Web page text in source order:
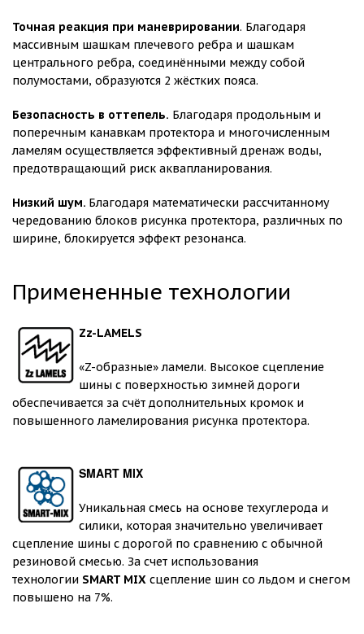
Точная реакция при маневрировании. Благодаря
массивным шашкам плечевого ребра и шашкам
центрального ребра, соединёнными между собой
полумостами, образуются 2 жёстких пояса.
Безопасность в оттепель. Благодаря продольным и
поперечным канавкам протектора и многочисленным
ламелям осуществляется эффективный дренаж воды,
предотвращающий риск аквапланирования.
Низкий шум. Благодаря математически рассчитанному
чередованию блоков рисунка протектора, различных по
ширине, блокируется эффект резонанса.
Примененные технологии
Zz-LAMELS
«Z-образные» ламели. Высокое сцепление
шины с поверхностью зимней дороги
обеспечивается за счёт дополнительных кромок и
повышенного ламелирования рисунка протектора.
SMART MIX
Уникальная смесь на основе техуглерода и
силики, которая значительно увеличивает
сцепление шины с дорогой по сравнению с обычной
резиновой смесью. За счет использования
технологии SMART MIX сцепление шин со льдом и снегом
повышено на 7%.